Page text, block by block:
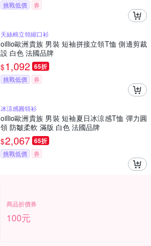
挑戰低價 券
天絲棉立領縮口衫
oillio歐洲貴族 男裝 短袖拼接立領T恤 側邊剪裁
設 白色 法國品牌
$1,092 65折
挑戰低價 券
冰涼感圓領衫
oillio歐洲貴族 男裝 短袖夏日冰涼感T恤 彈力圓
領 防皺柔軟 滿版 白色 法國品牌
$2,067 65折
挑戰低價 券
商品折價券
100元